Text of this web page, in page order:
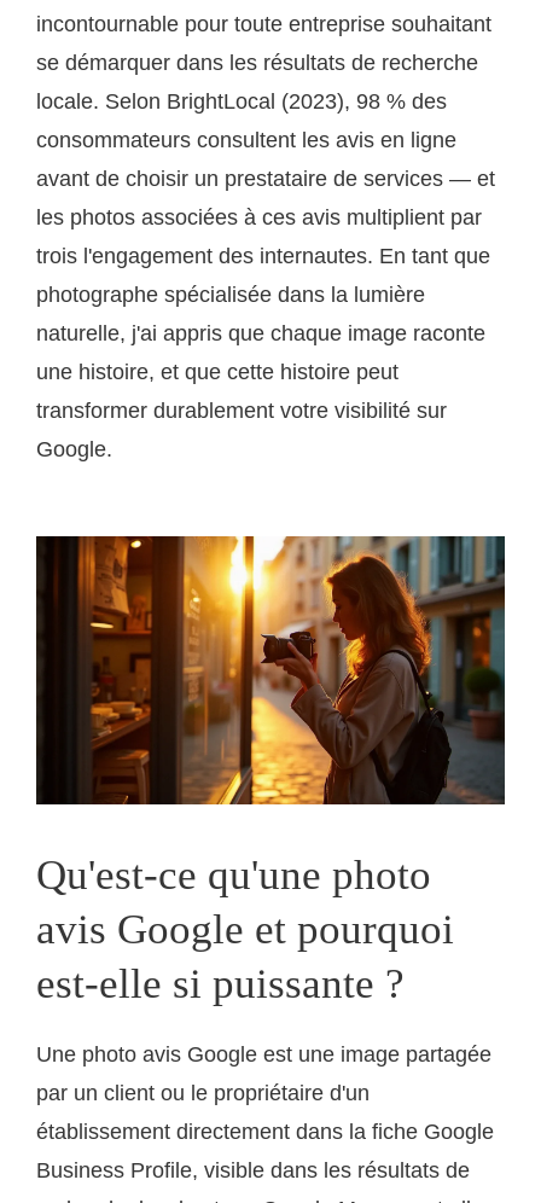
incontournable pour toute entreprise souhaitant
se démarquer dans les résultats de recherche
locale. Selon BrightLocal (2023), 98 % des
consommateurs consultent les avis en ligne
avant de choisir un prestataire de services — et
les photos associées à ces avis multiplient par
trois l'engagement des internautes. En tant que
photographe spécialisée dans la lumière
naturelle, j'ai appris que chaque image raconte
une histoire, et que cette histoire peut
transformer durablement votre visibilité sur
Google.
Qu'est-ce qu'une photo
avis Google et pourquoi
est-elle si puissante ?
Une photo avis Google est une image partagée
par un client ou le propriétaire d'un
établissement directement dans la fiche Google
Business Profile, visible dans les résultats de